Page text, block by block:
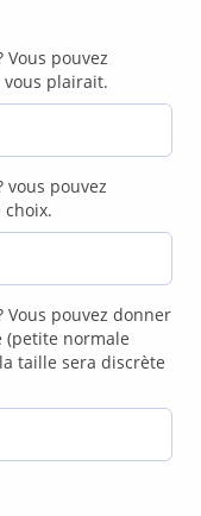
pouvez
plairait.
vous pouvez
Vous pouvez donner
normale
taille sera discrète